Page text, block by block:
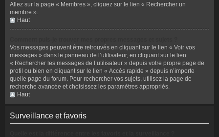
Allez sur la page « Membres », cliquez sur le lien « Rechercher un
membre ».
Haut
Vos messages peuvent être retrouvés en cliquant sur le lien « Voir vos
messages » dans le panneau de l’utilisateur, en cliquant sur le lien
« Rechercher les messages de l’utilisateur » depuis votre propre page de
profil ou bien en cliquant sur le lien « Accès rapide » depuis n’importe
quelle page du forum. Pour rechercher vos sujets, utilisez la page de
recherche avancée et choisissez les paramètres appropriés.
Haut
Surveillance et favoris